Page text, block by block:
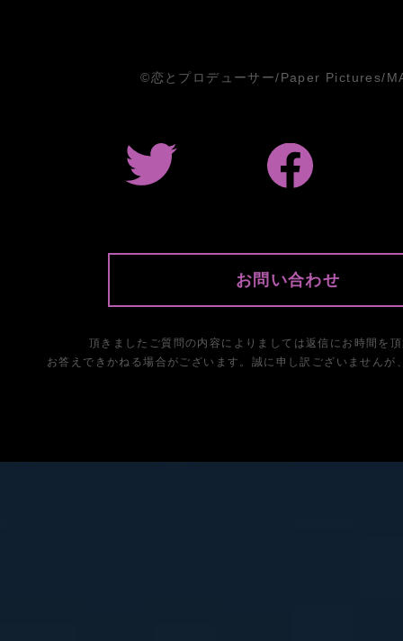
©恋とプロデューサー/Paper Pictures/
お問い合わせ
頂きましたご質問の内容によりましては返信にお時間を
お答えできかねる場合がございます。誠に申し訳ございませんが